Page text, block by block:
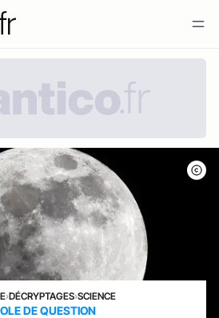
›DÉCRYPTAGES›SCIENCE
DE QUESTION